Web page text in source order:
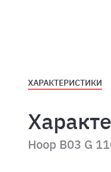
ХАРАКТЕРИСТИКИ
Hoop B03 G